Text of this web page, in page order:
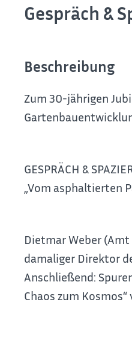
Gespräch &
Beschreibung
Zum 30-jährigen
GESPRÄCH &
„Vom asphaltierten
Dietmar Weber
damaliger Direktor
Anschließend:
Chaos zum